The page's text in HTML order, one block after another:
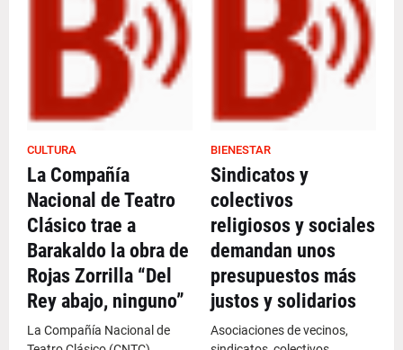
CULTURA
La Compañía
Nacional de Teatro
Clásico trae a
Barakaldo la obra de
Rojas Zorrilla “Del
Rey abajo, ninguno”
La Compañía Nacional de
BIENESTAR
Sindicatos y
colectivos
religiosos y sociales
demandan unos
presupuestos más
justos y solidarios
Asociaciones de vecinos,